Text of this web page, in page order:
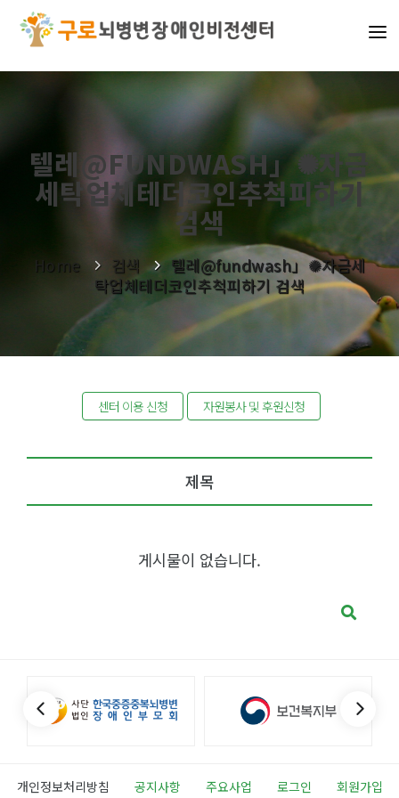
기관소개
알림마당
나눔활동
텔레@FUNDWASH」✺자금
세탁업체테더코인추척피하기
검색
Home 검색
텔레@fundwash」✺자금세
탁업체테더코인추척피하기 검색
센터 이용 신청 자원봉사 및 후원신청
제목
게시물이 없습니다.
개인정보처리방침 공지사항 주요사업 로그인 회원가입